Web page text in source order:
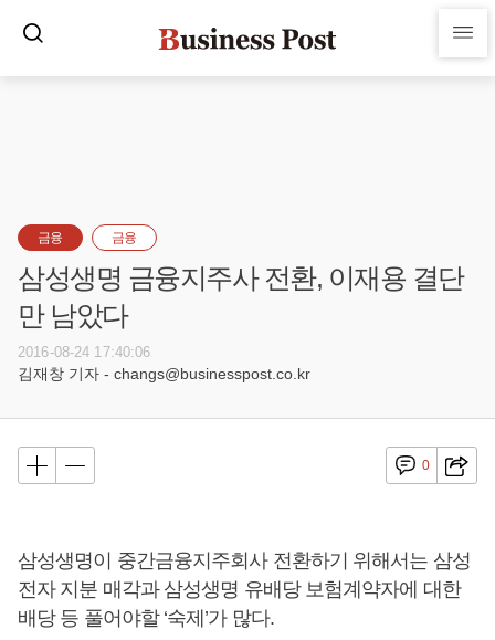
금융 금융
삼성생명 금융지주사 전환, 이재용 결단
만 남았다
2016-08-24 17:40:06
김재창 기자 - changs@businesspost.co.kr
0
삼성생명이 중간금융지주회사 전환하기 위해서는 삼성
전자 지분 매각과 삼성생명 유배당 보험계약자에 대한
배당 등 풀어야할 ‘숙제’가 많다.